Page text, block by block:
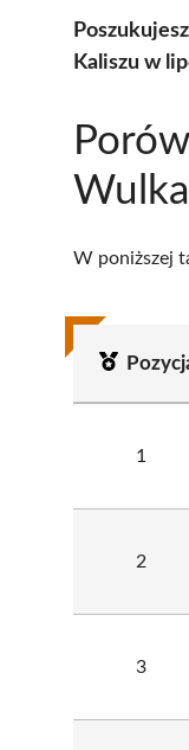
Kaliszu w
W poniższej
1
2
3